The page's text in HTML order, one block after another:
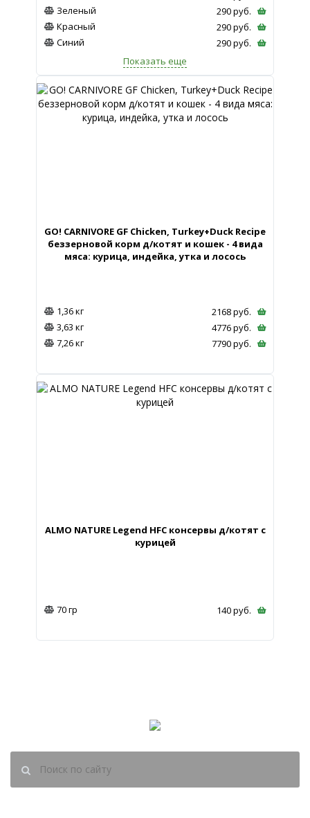
Зеленый
290руб.
Красный
290руб.
Синий
290руб.
Показать еще
GO! CARNIVORE GF Chicken, Turkey+Duck Recipe
беззерновой корм д/котят и кошек - 4 вида
мяса: курица, индейка, утка и лосось
1,36 кг 2168руб.
3,63 кг
4776руб.
7,26 кг
7790руб.
ALMO NATURE Legend HFC консервы д/котят с
курицей
70 гр 140руб.